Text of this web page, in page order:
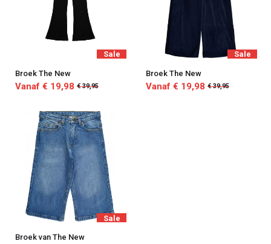
Sale
Broek The New
Vanaf € 19,98 € 39,95
Sale
Broek The New
Vanaf € 19,98 € 39,95
Sale
Broek van The New